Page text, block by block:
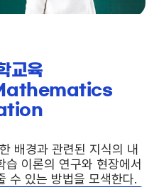
교육
배경과 관련된 지식의 내
이론의 연구와 현장에서
수 있는 방법을 모색한다.